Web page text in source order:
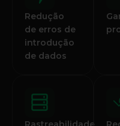
Redução
de erros de
introdução
de dados